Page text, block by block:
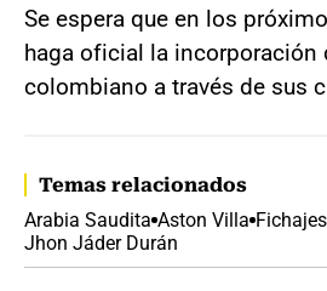
Se espera que en los
haga oficial la incorporación
colombiano a través de sus
Temas relacionados
Arabia Saudita Aston Villa Fichajes
Jhon Jáder Durán